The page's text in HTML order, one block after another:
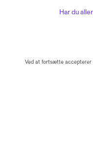
Har du
Ved at fortsætte accepterer